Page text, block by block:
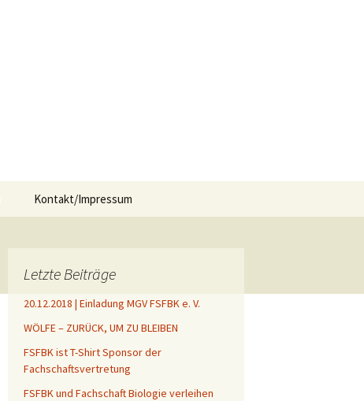
Kontakt/Impressum
Letzte Beiträge
20.12.2018 | Einladung MGV FSFBK e. V.
WÖLFE – ZURÜCK, UM ZU BLEIBEN
FSFBK ist T-Shirt Sponsor der
Fachschaftsvertretung
FSFBK und Fachschaft Biologie verleihen